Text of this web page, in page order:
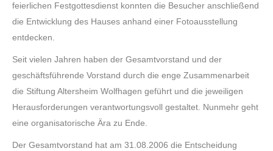
feierlichen Festgottesdienst konnten die Besucher anschließend
die Entwicklung des Hauses anhand einer Fotoausstellung
entdecken.
Seit vielen Jahren haben der Gesamtvorstand und der
geschäftsführende Vorstand durch die enge Zusammenarbeit
die Stiftung Altersheim Wolfhagen geführt und die jeweiligen
Herausforderungen verantwortungsvoll gestaltet. Nunmehr geht
eine organisatorische Ära zu Ende.
Der Gesamtvorstand hat am 31.08.2006 die Entscheidung